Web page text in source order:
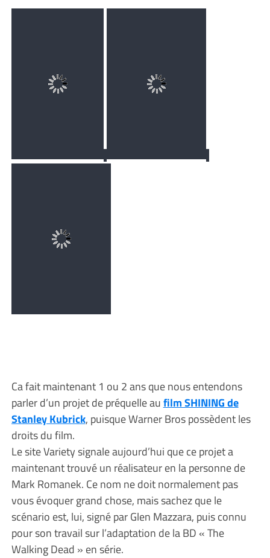
Ca fait maintenant 1 ou 2 ans que nous entendons
parler d’un projet de préquelle aufilm SHINING de
Stanley Kubrick, puisque Warner Bros possèdent les
droits du film.
Le site Variety signale aujourd’hui que ce projet a
maintenant trouvé un réalisateur en la personne de
Mark Romanek. Ce nom ne doit normalement pas
vous évoquer grand chose, mais sachez que le
scénario est, lui, signé par Glen Mazzara, puis connu
pour son travail sur l’adaptation de la BD « The
Walking Dead » en série.